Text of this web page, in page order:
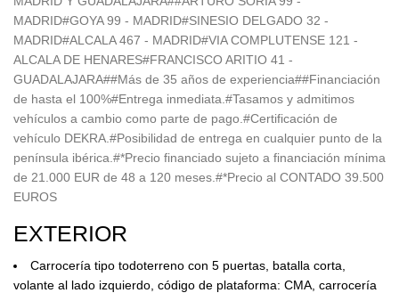
MADRID#GOYA 99 - MADRID#SINESIO DELGADO 32 -
MADRID#ALCALA 467 - MADRID#VIA COMPLUTENSE 121 -
ALCALA DE HENARES#FRANCISCO ARITIO 41 -
GUADALAJARA##Más de 35 años de experiencia##Financiación
de hasta el 100%#Entrega inmediata.#Tasamos y admitimos
vehículos a cambio como parte de pago.#Certificación de
vehículo DEKRA.#Posibilidad de entrega en cualquier punto de la
península ibérica.#*Precio financiado sujeto a financiación mínima
de 21.000 EUR de 48 a 120 meses.#*Precio al CONTADO 39.500
EUROS
EXTERIOR
Carrocería tipo todoterreno con 5 puertas, batalla corta,
volante al lado izquierdo, código de plataforma: CMA, carrocería